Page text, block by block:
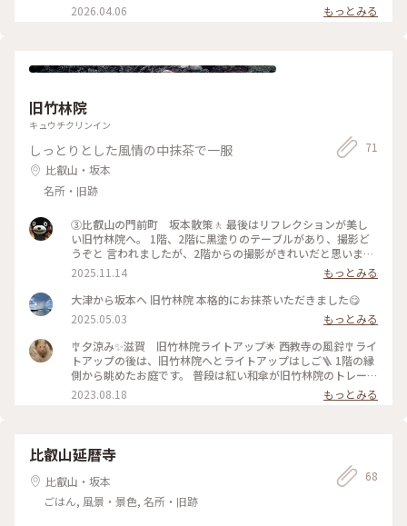
旅
2026.04.06
もっとみる
旧竹林院
キュウチクリンイン
しっとりとした風情の中抹茶で一服
比叡山・坂本
名所・旧跡
71
③比叡山の門前町 坂本散策🚶 最後はリフレクションが美し
い旧竹林院へ。 1階、2階に黒塗りのテーブルがあり、撮影ど
うぞと 言われましたが、2階からの撮影がきれいだと思います
📷 建物から、お庭にもでることができ、 歩いてみると、敷地
の中にはお茶室も点在しており、 とても趣きがあります🍂🍁
🍂 苔むしたつくばいがあり、たまたま入った紅葉🍁が 風情が
あります。 写真を撮るのに熱中していた海外の方も多かったで
す📷 #ことりっぷ #秋の装い #日帰り旅 #庭園 #紅葉 #リフレク
ション
2025.11.14
もっとみる
大津から坂本へ 旧竹林院 本格的にお抹茶いただきました😋
2025.05.03
もっとみる
🎐夕涼み✨滋賀 旧竹林院ライトアップ🌟 西教寺の風鈴🎐ライ
トアップの後は、旧竹林院へとライトアップはしご🪜 1階の縁
側から眺めたお庭です。 普段は紅い和傘が旧竹林院のトレード
マークですが、この日は直前に雨が降ったので、傘は取り込ま
れてしまったとのことです。 音楽とともに美しいグラデーショ
私のことりっぷ旅 #美しい町 #滋賀 #大津 #比叡山坂本 #旧竹林
院 #テーブルリフレクション #ライトアップ #進化するライト
アップ✨💖
2023.08.18 もっとみる
比叡山延暦寺
比叡山・坂本
ごはん, 風景・景色, 名所・旧跡
68